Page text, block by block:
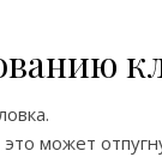
может